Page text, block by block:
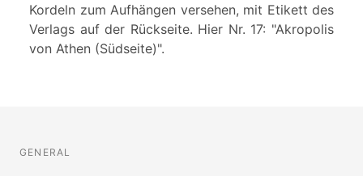
Kordeln zum Aufhängen versehen, mit Etikett des
Verlags auf der Rückseite. Hier Nr. 17: "Akropolis
von Athen (Südseite)".
GENERAL